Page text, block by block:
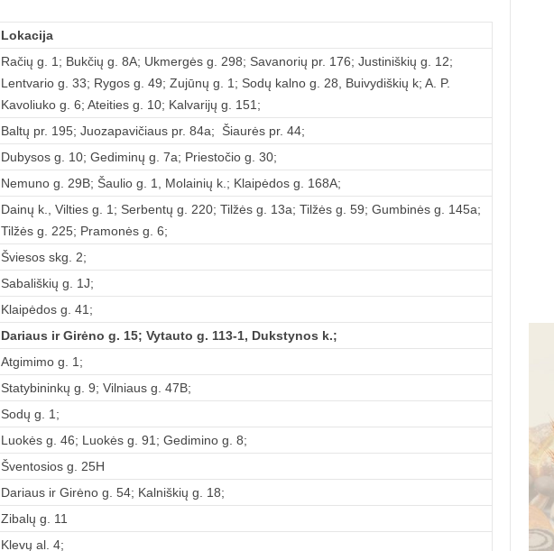
Lokacija
Račių g. 1; Bukčių g. 8A; Ukmergės g. 298; Savanorių pr. 176; Justiniškių g. 12;
Lentvario g. 33; Rygos g. 49; Zujūnų g. 1; Sodų kalno g. 28, Buivydiškių k; A. P.
Kavoliuko g. 6; Ateities g. 10; Kalvarijų g. 151;
Baltų pr. 195; Juozapavičiaus pr. 84a; Šiaurės pr. 44;
Dubysos g. 10; Gediminų g. 7a; Priestočio g. 30;
Nemuno g. 29B; Šaulio g. 1, Molainių k.; Klaipėdos g. 168A;
Dainų k., Vilties g. 1; Serbentų g. 220; Tilžės g. 13a; Tilžės g. 59; Gumbinės g. 145a;
Tilžės g. 225; Pramonės g. 6;
Šviesos skg. 2;
Sabališkių g. 1J;
Klaipėdos g. 41;
Dariaus ir Girėno g. 15; Vytauto g. 113-1, Dukstynos k.;
Atgimimo g. 1;
Statybininkų g. 9; Vilniaus g. 47B;
Sodų g. 1;
Luokės g. 46; Luokės g. 91; Gedimino g. 8;
Šventosios g. 25H
Dariaus ir Girėno g. 54; Kalniškių g. 18;
Zibalų g. 11
Klevų al. 4;